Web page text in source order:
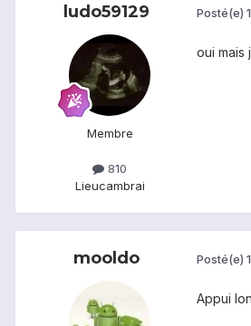
ludo59129
Membre
810
Lieucambrai
Posté(e)
oui mais
mooldo Posté(e)
Appui